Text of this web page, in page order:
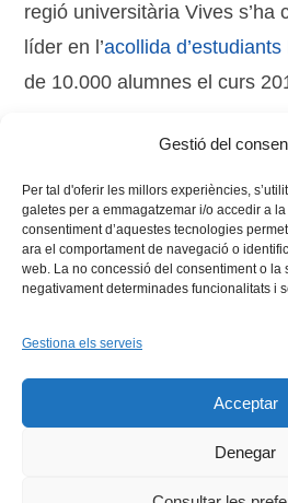
Gestió del
Per tal d'oferir les millors experiències,
galetes per a emmagatzemar i/o accedir a
consentiment d’aquestes tecnologies
ara el comportament de navegació o
web. La no concessió del consentiment o la
negativament determinades funcionalitats i
Gestiona els serveis
Acceptar
Denegar
regió universitària Vives s’ha
líder en l’acollida
de 10.000 alumnes el curs
,regió Vives
INICI QUI SOM
DESENVOLUPAMENT
AVÍS LEGAL
Copyright © 2026 - Xarxa